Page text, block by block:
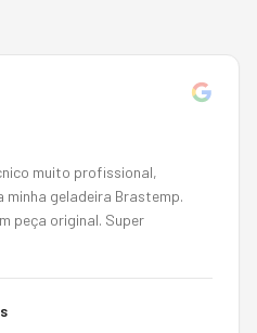
muito profissional,
geladeira Brastemp.
peça original. Super